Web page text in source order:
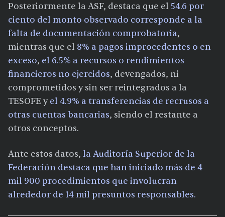
Posteriormente la ASF, destaca que el 54.6 por
ciento del monto observado corresponde a la
falta de documentación comprobatoria,
mientras que el 8% a pagos improcedentes o en
exceso, el 6.5% a recursos o rendimientos
financieros no ejercidos, devengados, ni
comprometidos y sin ser reintegrados a la
TESOFE yel 4.9% a transferencias de recrusos a
otras cuentas bancarias, siendo el restante a
otros conceptos.
Ante estos datos, la Auditoría Superior de la
Federación destaca que han iniciado más de 4
mil 900 procedimientos que involucran
alrededor de 14 mil presuntos responsables.